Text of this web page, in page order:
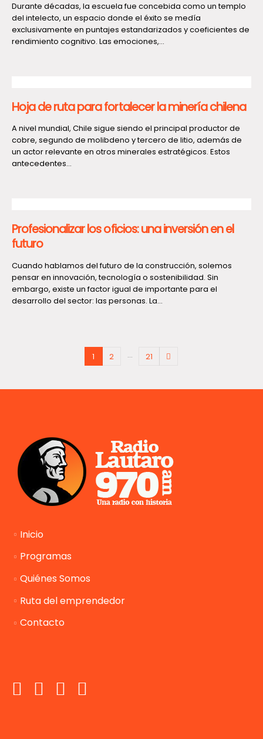
Durante décadas, la escuela fue concebida como un templo
del intelecto, un espacio donde el éxito se medía
exclusivamente en puntajes estandarizados y coeficientes de
rendimiento cognitivo. Las emociones,...
Hoja de ruta para fortalecer la minería chilena
A nivel mundial, Chile sigue siendo el principal productor de
cobre, segundo de molibdeno y tercero de litio, además de
un actor relevante en otros minerales estratégicos. Estos
antecedentes...
Profesionalizar los oficios: una inversión en el
futuro
Cuando hablamos del futuro de la construcción, solemos
pensar en innovación, tecnología o sostenibilidad. Sin
embargo, existe un factor igual de importante para el
desarrollo del sector: las personas. La...
1 2 … 21
Inicio
Programas
Quiénes Somos
Ruta del emprendedor
Contacto